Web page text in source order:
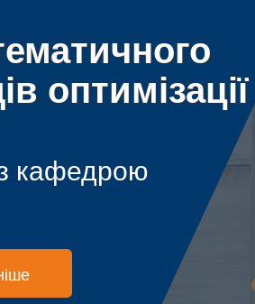
оптимізації
кафедрою